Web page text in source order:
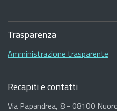
Sezione
Footer
Trasparenza
Amministrazione trasparente
Recapiti e contatti
Via Papandrea, 8 - 08100